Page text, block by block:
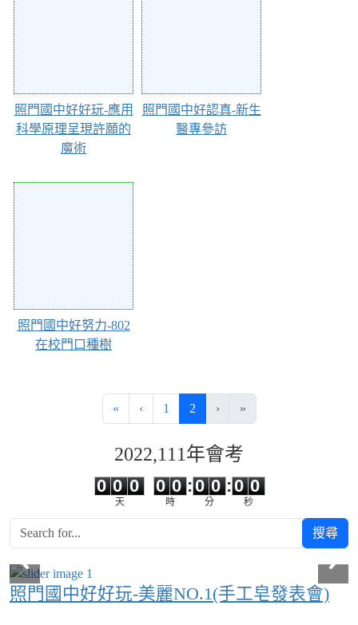
照門國中好好玩-應用
科學原理呈現許願的
魔術
照門國中好認真-新生
醫專參訪
照門國中好努力-802
在校門口種樹
«第一頁
‹上一頁
1 2(目前頁次)
› »
2022,111年會考
0
0
0
0
0
天
0
0
0
0
時
:
0
0
0
0
分
:
0
0 0
秒
搜尋
照門國中好好玩-美麗NO.1(手工皂發表會)